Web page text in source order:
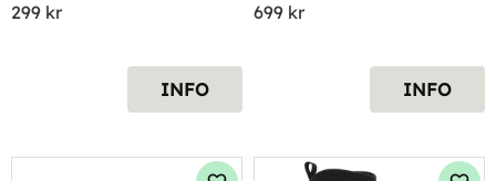
299 kr
INFO
699 kr
INFO